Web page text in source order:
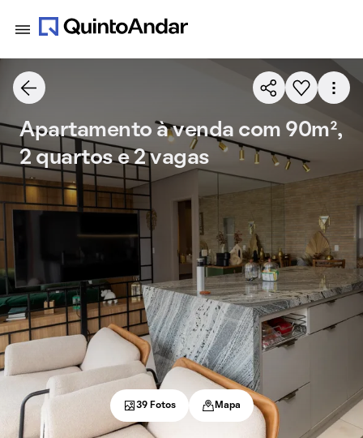
Apartamento à venda com 90m²,
2 quartos e 2 vagas
39 Fotos Mapa